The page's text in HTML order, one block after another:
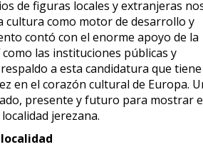
de figuras locales y extranjeras
cultura como motor de desarrollo y
contó con el enorme apoyo de la
las instituciones públicas y
a esta candidatura que
en el corazón cultural de Europa.
presente y futuro para mostrar
jerezana.